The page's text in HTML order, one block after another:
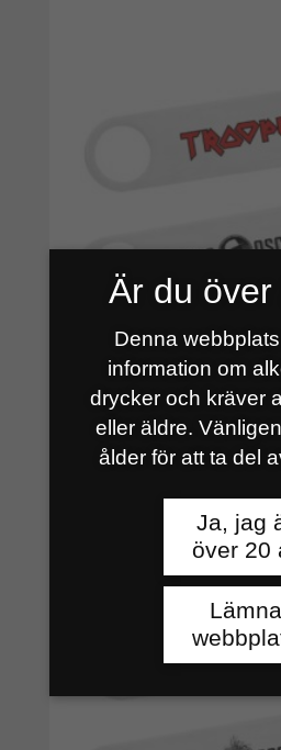
BARBLADE M TROOPER/NO
Är du
Denna
information om
drycker och kräver
eller äldre.
ålder för att ta del
Ja, jag
över 20
Lämna